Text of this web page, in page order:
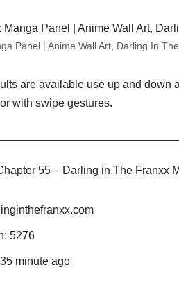
Panel | Anime Wall Art, Darling In
are available use up and down
with swipe gestures.
55 – Darling in The Franxx
5276
minute ago